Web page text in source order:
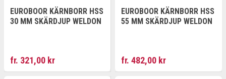
EUROBOOR KÄRNBORR HSS
30 MM SKÄRDJUP WELDON
fr. 321,00 kr
EUROBOOR KÄRNBORR HSS
55 MM SKÄRDJUP WELDON
fr. 482,00 kr